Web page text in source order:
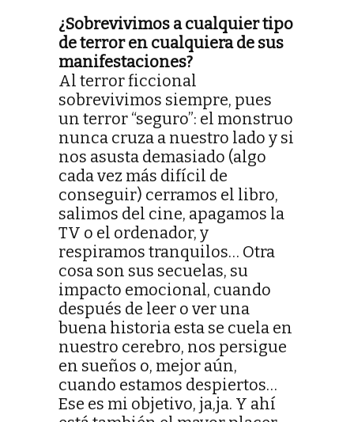
¿Sobrevivimos a cualquier tipo
de terror en cualquiera de sus
manifestaciones?
Al terror ficcional
sobrevivimos siempre, pues
un terror “seguro”: el monstruo
nunca cruza a nuestro lado y si
nos asusta demasiado (algo
cada vez más difícil de
conseguir) cerramos el libro,
salimos del cine, apagamos la
TV o el ordenador, y
respiramos tranquilos… Otra
cosa son sus secuelas, su
impacto emocional, cuando
después de leer o ver una
buena historia esta se cuela en
nuestro cerebro, nos persigue
en sueños o, mejor aún,
cuando estamos despiertos…
Ese es mi objetivo, ja,ja. Y ahí